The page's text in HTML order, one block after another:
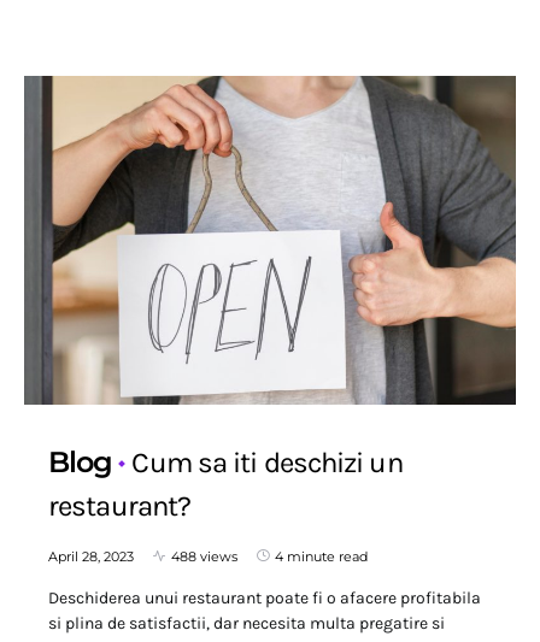
Blog
Cum sa iti deschizi un
restaurant?
April 28, 2023 488 views 4 minute read
Deschiderea unui restaurant poate fi o afacere profitabila
si plina de satisfactii, dar necesita multa pregatire si